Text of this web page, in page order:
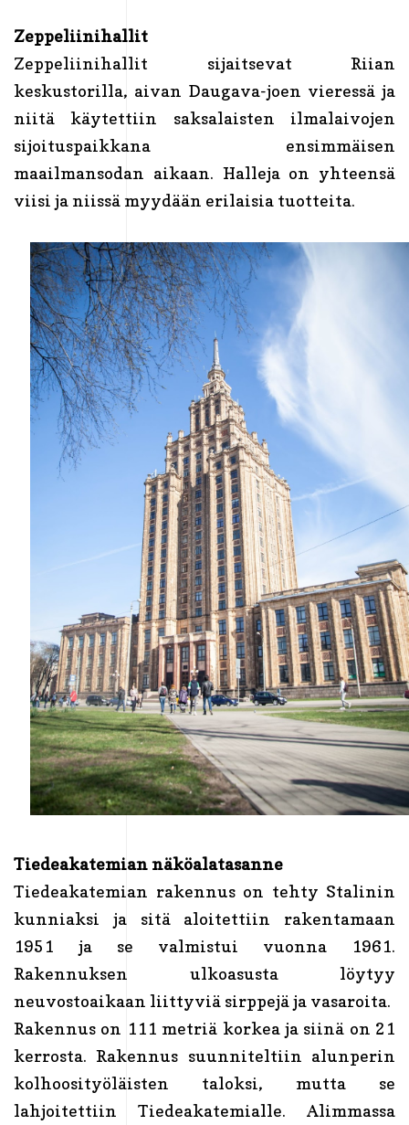
Zeppeliinihallit
Zeppeliinihallit sijaitsevat Riian
keskustorilla, aivan Daugava-joen vieressä ja
niitä käytettiin saksalaisten ilmalaivojen
sijoituspaikkana ensimmäisen
maailmansodan aikaan. Halleja on yhteensä
viisi ja niissä myydään erilaisia tuotteita.
Tiedeakatemian näköalatasanne
Tiedeakatemian rakennus on tehty Stalinin
kunniaksi ja sitä aloitettiin rakentamaan
1951 ja se valmistui vuonna 1961.
Rakennuksen ulkoasusta löytyy
neuvostoaikaan liittyviä sirppejä ja vasaroita.
Rakennus on 111 metriä korkea ja siinä on 21
kerrosta. Rakennus suunniteltiin alunperin
kolhoosityöläisten taloksi, mutta se
lahjoitettiin Tiedeakatemialle. Alimmassa